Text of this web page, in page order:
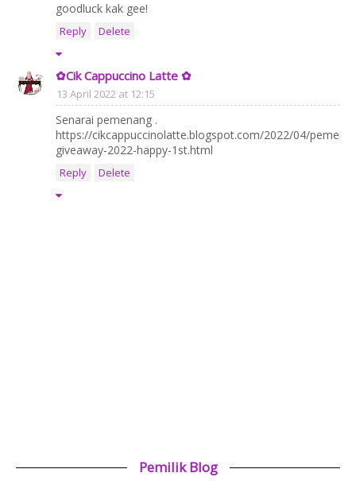
goodluck kak gee!
Reply Delete
✿Cik Cappuccino Latte ✿
13 April 2022 at 12:15
Senarai pemenang .
https://cikcappuccinolatte.blogspot.com/2022/04/
giveaway-2022-happy-1st.html
Reply Delete
Pemilik Blog